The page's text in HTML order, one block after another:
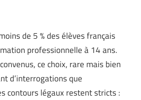
de 5 % des élèves français
professionnelle à 14 ans.
ce choix, rare mais bien
d’interrogations que
contours légaux restent stricts :